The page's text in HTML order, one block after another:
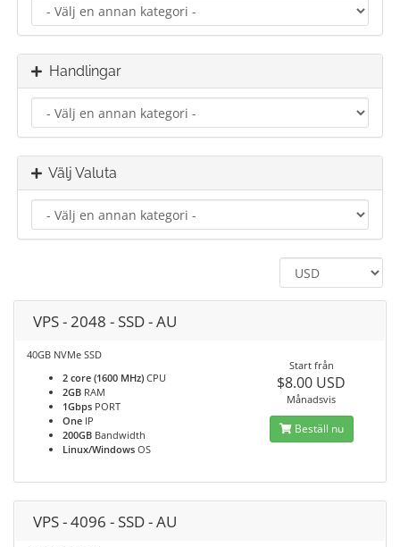
Handlingar
Välj Valuta
VPS - 2048 - SSD - AU
40GB NVMe SSD
2 core (1600 MHz) CPU
2GB RAM
1Gbps PORT
One IP
200GB Bandwidth
Linux/Windows OS
Start från
$8.00 USD
Månadsvis
Beställ nu
VPS - 4096 - SSD - AU